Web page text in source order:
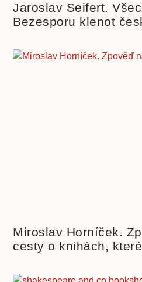
Jaroslav Seifert.
Bezesporu klenot
Miroslav Horníček.
cesty o knihách,